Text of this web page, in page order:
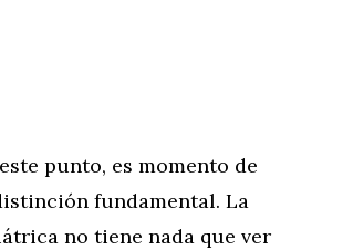
punto, es momento de
fundamental. La
no tiene nada que ver